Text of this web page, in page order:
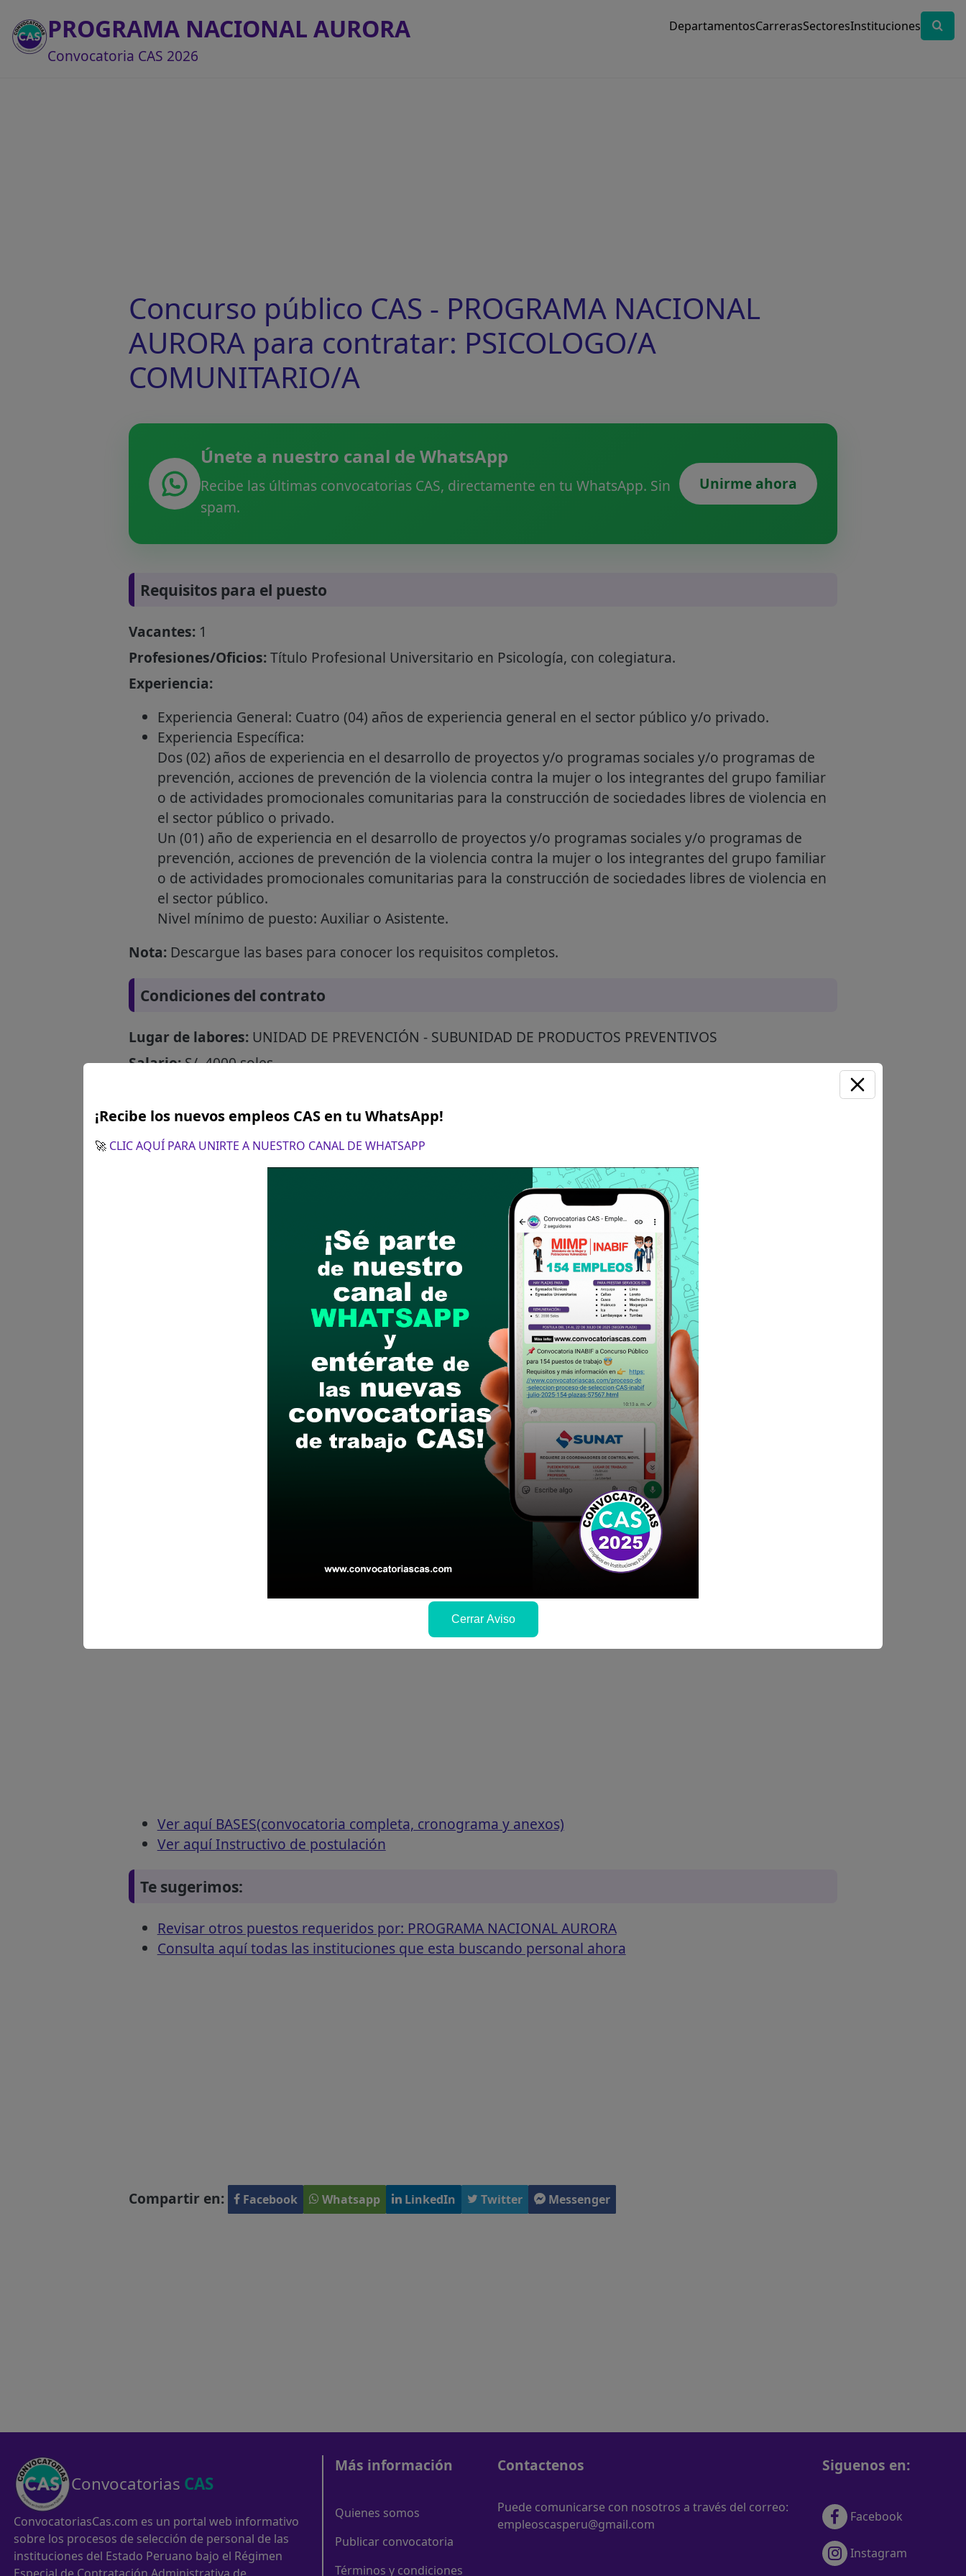
PROGRAMA NACIONAL AURORA
Convocatoria CAS 2026
DepartamentosCarrerasSectoresInstituciones
Concurso público CAS - PROGRAMA NACIONAL
AURORA para contratar: PSICOLOGO/A
COMUNITARIO/A
Únete a nuestro canal de WhatsApp
Recibe las últimas convocatorias CAS, directamente en tu WhatsApp. Sin
spam.
Unirme ahora
Requisitos para el puesto
Vacantes:1
Profesiones/Oficios:Título Profesional Universitario en Psicología, con colegiatura.
Experiencia:
Experiencia General: Cuatro (04) años de experiencia general en el sector público y/o privado.
Experiencia Específica:
Dos (02) años de experiencia en el desarrollo de proyectos y/o programas sociales y/o programas de
prevención, acciones de prevención de la violencia contra la mujer o los integrantes del grupo familiar
o de actividades promocionales comunitarias para la construcción de sociedades libres de violencia en
el sector público o privado.
Un (01) año de experiencia en el desarrollo de proyectos y/o programas sociales y/o programas de
prevención, acciones de prevención de la violencia contra la mujer o los integrantes del grupo familiar
o de actividades promocionales comunitarias para la construcción de sociedades libres de violencia en
el sector público.
Nivel mínimo de puesto: Auxiliar o Asistente.
Nota:Descargue las bases para conocer los requisitos completos.
Condiciones del contrato
Lugar de labores:UNIDAD DE PREVENCIÓN - SUBUNIDAD DE PRODUCTOS PREVENTIVOS
Salario:S/. 4000 soles
¿Cómo postular?
18 de marzo del 2024 (De 00 a 18 horas)
Presentación de expedientes vía aplicativo informático CASPOSTULA AQUÍ
Recomendaciones para postular
Descarga y revisa a detalle las bases del concurso público
Antes de postular, verifica si cumples con los requisitos para el puesto
Prepara tu documentación y presentalo en la fechas y por los medios que indica las bases
Revisar el cronograma para conocer cuando se publicará los resultados
Ver aquí BASES(convocatoria completa, cronograma y anexos)
Ver aquí Instructivo de postulación
Te sugerimos:
Revisar otros puestos requeridos por: PROGRAMA NACIONAL AURORA
Consulta aquí todas las instituciones que esta buscando personal ahora
Compartir en: Facebook Whatsapp LinkedIn Twitter Messenger
Convocatorias CAS
ConvocatoriasCas.com es un portal web informativo
sobre los procesos de selección de personal de las
instituciones del Estado Peruano bajo el Régimen
Más información
Quienes somos
Publicar convocatoria
Términos y condiciones
Contactenos
Puede comunicarse con nosotros a través del correo:
empleoscasperu@gmail.com
Siguenos en:
Facebook
Instagram
¡Recibe los nuevos empleos CAS en tu WhatsApp!
🚀 CLIC AQUÍ PARA UNIRTE A NUESTRO CANAL DE WHATSAPP
Cerrar Aviso